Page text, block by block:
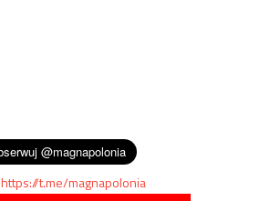
https://t.me/magnapolonia